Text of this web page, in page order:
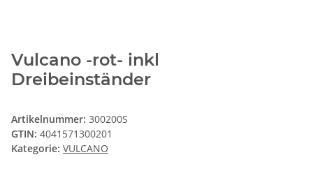
Vulcano -rot- inkl
Dreibeinständer
Artikelnummer: 300200S
GTIN: 4041571300201
Kategorie: VULCANO